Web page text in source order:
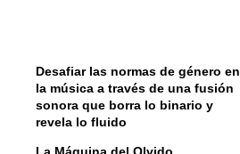
Desafiar las normas de género en
la música a través de una fusión
sonora que borra lo binario y
revela lo fluido
La Máquina del Olvido